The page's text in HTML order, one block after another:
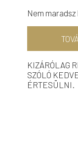
Nem
KIZÁRÓLAG
SZÓLÓ
ÉRTESÜLNI.